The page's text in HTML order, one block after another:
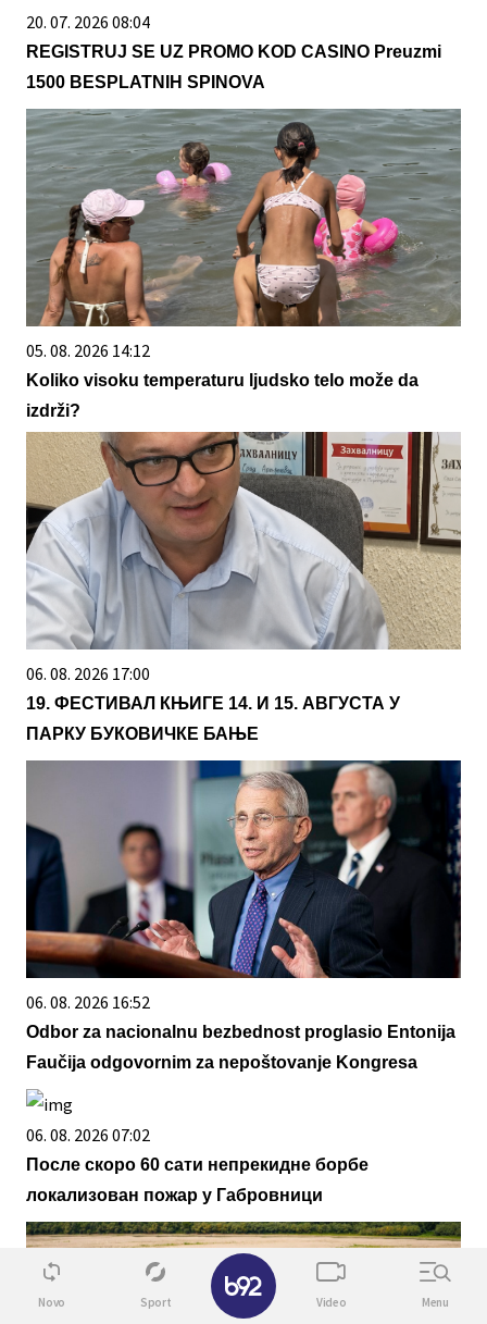
20. 07. 2026 08:04
REGISTRUJ SE UZ PROMO KOD CASINO Preuzmi
1500 BESPLATNIH SPINOVA
05. 08. 2026 14:12
Koliko visoku temperaturu ljudsko telo može da
izdrži?
06. 08. 2026 17:00
19. ФЕСТИВАЛ КЊИГЕ 14. И 15. АВГУСТА У
ПАРКУ БУКОВИЧКЕ БАЊЕ
06. 08. 2026 16:52
Odbor za nacionalnu bezbednost proglasio Entonija
Faučija odgovornim za nepoštovanje Kongresa
06. 08. 2026 07:02
После скоро 60 сати непрекидне борбе
локализован пожар у Габровници
Novo Sport Video Menu
✕